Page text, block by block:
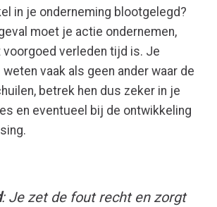
in je onderneming blootgelegd?
moet je actie ondernemen,
verleden tijd is. Je
vaak als geen ander waar de
betrek hen dus zeker in je
en eventueel bij de ontwikkeling
: Je zet de fout recht en zorgt